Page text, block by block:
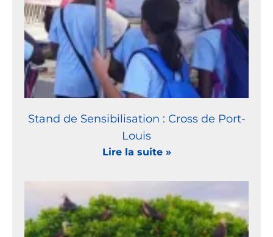
Stand de Sensibilisation : Cross de Port-
Louis
Lire la suite »